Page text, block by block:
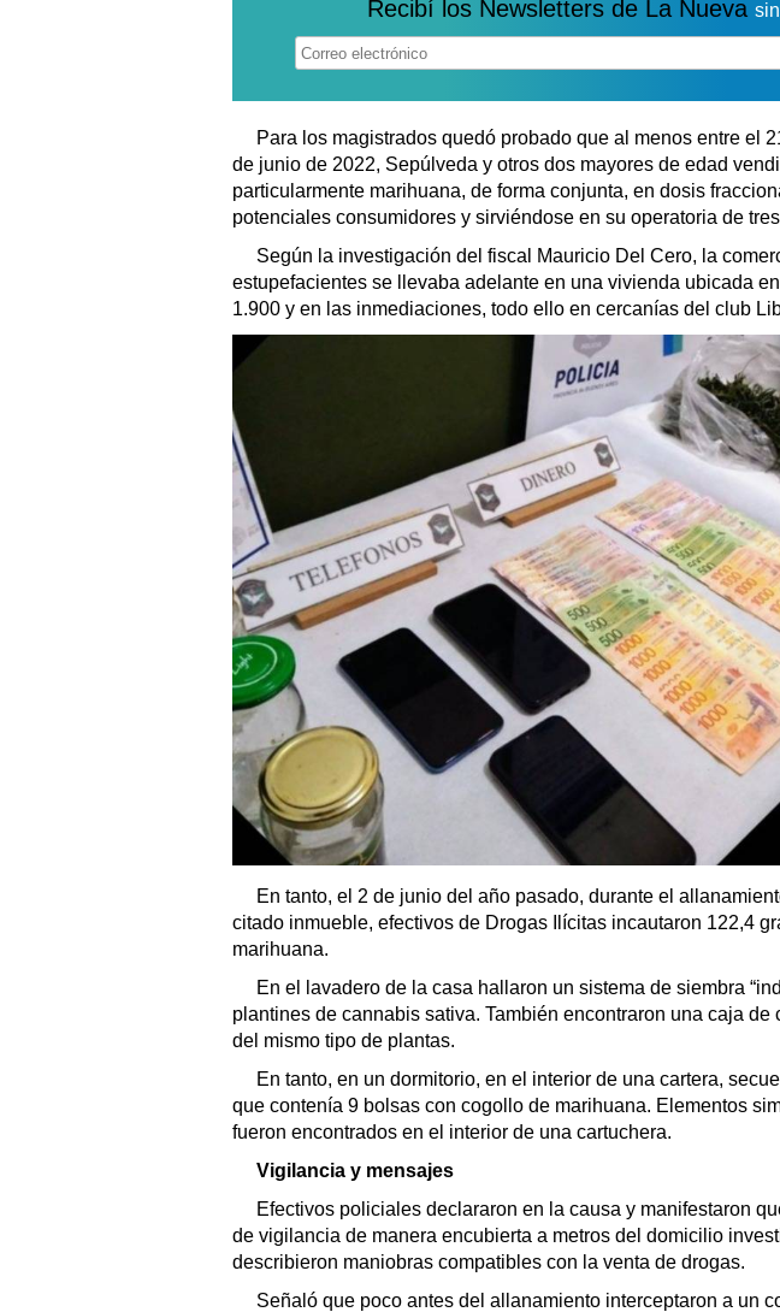
Recibí los Newsletters de La Nueva
Para los magistrados quedó probado que al menos entre el
de junio de 2022, Sepúlveda y otros dos mayores de edad
particularmente marihuana, de forma conjunta, en dosis
potenciales consumidores y sirviéndose en su operatoria de
Según la investigación del fiscal Mauricio Del Cero, la
estupefacientes se llevaba adelante en una vivienda ubicada
1.900 y en las inmediaciones, todo ello en cercanías del club
En tanto, el 2 de junio del año pasado, durante el
citado inmueble, efectivos de Drogas Ilícitas incautaron 122,4
marihuana.
En el lavadero de la casa hallaron un sistema de siembra
plantines de cannabis sativa. También encontraron una caja de
del mismo tipo de plantas.
En tanto, en un dormitorio, en el interior de una cartera,
que contenía 9 bolsas con cogollo de marihuana. Elementos
fueron encontrados en el interior de una cartuchera.
Vigilancia y mensajes
Efectivos policiales declararon en la causa y manifestaron
de vigilancia de manera encubierta a metros del domicilio
describieron maniobras compatibles con la venta de drogas.
Señaló que poco antes del allanamiento interceptaron a un